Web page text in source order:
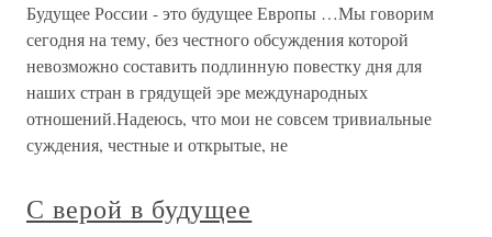
Будущее России - это будущее Европы …Мы говорим
сегодня на тему, без честного обсуждения которой
невозможно составить подлинную повестку дня для
наших стран в грядущей эре международных
отношений.Надеюсь, что мои не совсем тривиальные
суждения, честные и открытые, не
С верой в будущее